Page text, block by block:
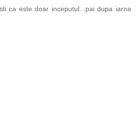
ca este doar inceputul...pai dupa iarna